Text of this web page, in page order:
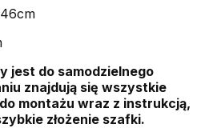
jest do samodzielnego
znajdują się wszystkie
montażu wraz z instrukcją,
złożenie szafki.